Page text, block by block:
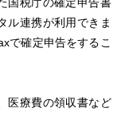
ル連携が利用できま
で確定申告をするこ
医療費の領収書など